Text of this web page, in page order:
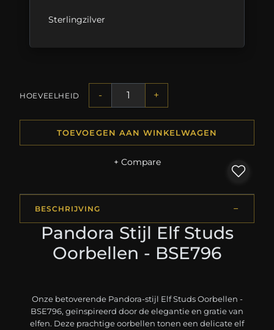
Sterlingzilver
HOEVEELHEID - +
TOEVOEGEN AAN WINKELWAGEN
+ Compare
BESCHRIJVING
Pandora Stijl Elf Studs
Oorbellen - BSE796
Onze betoverende Pandora-stijl Elf Studs Oorbellen -
BSE796, geïnspireerd door de elegantie en gratie van
elfen. Deze prachtige oorbellen tonen een delicate elf